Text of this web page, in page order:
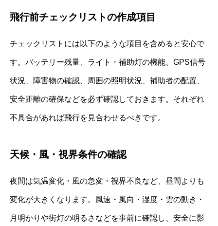
飛行前チェックリストの作成項目
チェックリストには以下のような項目を含めると安心で
す。バッテリー残量、ライト・補助灯の機能、GPS信号
状況、障害物の確認、周囲の照明状況、補助者の配置、
安全距離の確保などを必ず確認しておきます。それぞれ
不具合があれば飛行を見合わせるべきです。
天候・風・視界条件の確認
夜間は気温変化・風の急変・視界不良など、昼間よりも
変化が大きくなります。風速・風向・湿度・雲の動き・
月明かりや街灯の明るさなどを事前に確認し、安全に影